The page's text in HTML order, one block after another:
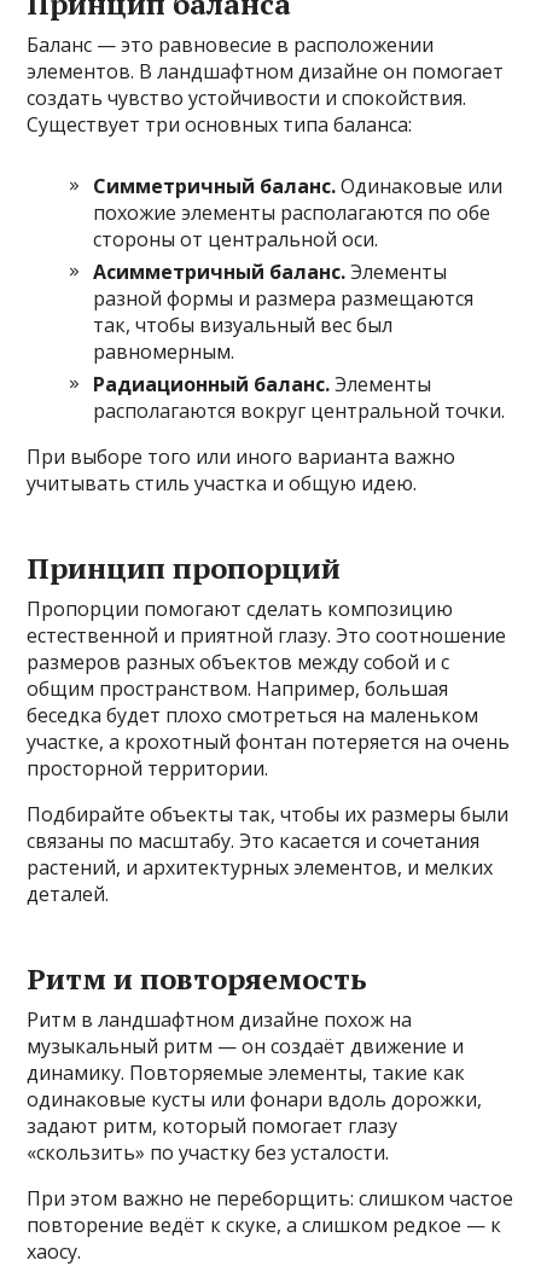
Баланс — это равновесие в расположении
элементов. В ландшафтном дизайне он помогает
создать чувство устойчивости и спокойствия.
Существует три основных типа баланса:
Симметричный баланс.Одинаковые или
похожие элементы располагаются по обе
стороны от центральной оси.
Асимметричный баланс.Элементы
разной формы и размера размещаются
так, чтобы визуальный вес был
равномерным.
Радиационный баланс.Элементы
располагаются вокруг центральной точки.
При выборе того или иного варианта важно
учитывать стиль участка и общую идею.
Принцип пропорций
Пропорции помогают сделать композицию
естественной и приятной глазу. Это соотношение
размеров разных объектов между собой и с
общим пространством. Например, большая
беседка будет плохо смотреться на маленьком
участке, а крохотный фонтан потеряется на очень
просторной территории.
Подбирайте объекты так, чтобы их размеры были
связаны по масштабу. Это касается и сочетания
растений, и архитектурных элементов, и мелких
деталей.
Ритм и повторяемость
Ритм в ландшафтном дизайне похож на
музыкальный ритм — он создаёт движение и
динамику. Повторяемые элементы, такие как
одинаковые кусты или фонари вдоль дорожки,
задают ритм, который помогает глазу
«скользить» по участку без усталости.
При этом важно не переборщить: слишком частое
повторение ведёт к скуке, а слишком редкое — к
хаосу.